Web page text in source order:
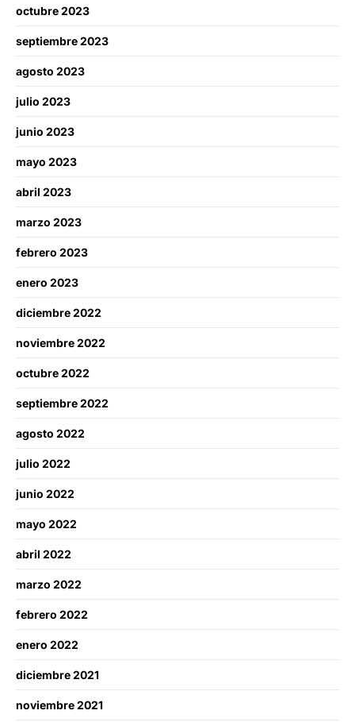
octubre 2023
septiembre 2023
agosto 2023
julio 2023
junio 2023
mayo 2023
abril 2023
marzo 2023
febrero 2023
enero 2023
diciembre 2022
noviembre 2022
octubre 2022
septiembre 2022
agosto 2022
julio 2022
junio 2022
mayo 2022
abril 2022
marzo 2022
febrero 2022
enero 2022
diciembre 2021
noviembre 2021